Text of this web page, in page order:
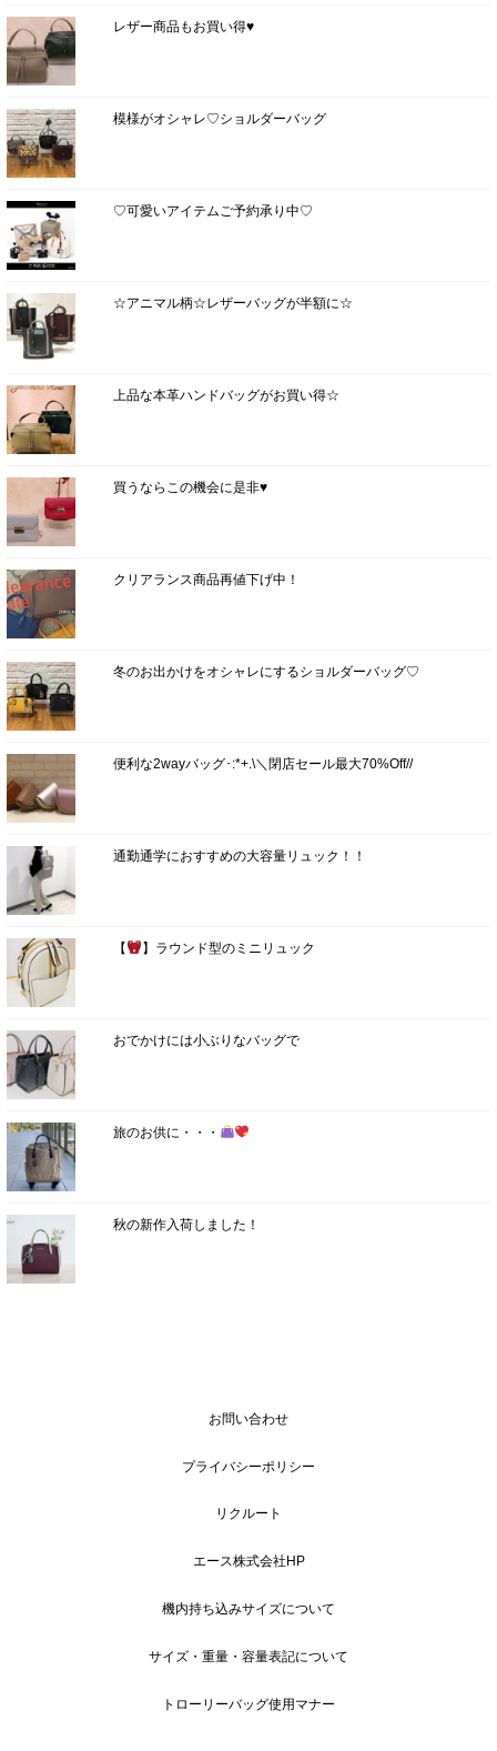
レザー商品もお買い得♥
模様がオシャレ♡ショルダーバッグ
♡可愛いアイテムご予約承り中♡
☆アニマル柄☆レザーバッグが半額に☆
上品な本革ハンドバッグがお買い得☆
買うならこの機会に是非♥
クリアランス商品再値下げ中！
冬のお出かけをオシャレにするショルダーバッグ♡
便利な2wayバッグ･:*+.\＼閉店セール最大70%Off//
通勤通学におすすめの大容量リュック！！
【 】ラウンド型のミニリュック
おでかけには小ぶりなバッグで
旅のお供に・・・
秋の新作入荷しました！
お問い合わせ
プライバシーポリシー
リクルート
エース株式会社HP
機内持ち込みサイズについて
サイズ・重量・容量表記について
トローリーバッグ使用マナー